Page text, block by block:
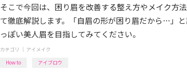
そこで今回は、困り眉を改善する整え方やメイク方
て徹底解説します。「自眉の形が困り眉だから…」
っぽい美人眉を目指してみてください。
カテゴリ ｜ アイメイク
How to
アイブロウ